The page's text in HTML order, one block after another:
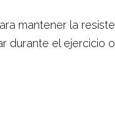
mantener la
durante el ejercicio